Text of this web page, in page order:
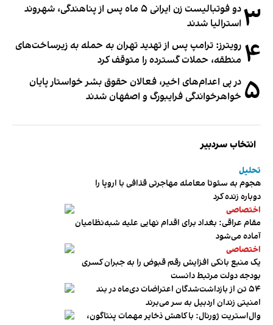
۳
دو فوتبالیست زن ایرانی ۵ ماه پس از پناهندگی، شهروند
استرالیا شدند
۴ رویترز: ترامپ پس از تهدید تهران به حمله به زیرساخت‌های
منطقه، حملات گسترده را متوقف کرد
۵ در پی اعدام‌های اخیر، فعالان حقوق بشر خواستار پایان
خواهرخواندگی فرایبورگ و اصفهان شدند
انتخاب سردبیر
تحلیل
هجوم به سئوتا معامله مهاجرتی قذافی با اروپا را
دوباره زنده کرد
اختصاصی
مقام عراقی: بغداد برای اقدام نهایی علیه شبه‌نظامیان
آماده می‌شود
اختصاصی
یک منبع بانکی افزایش رقم قبوض را به جبران کسری
بودجه دولت مرتبط دانست
۵۴ تن از بازداشت‌شدگان اعتراضات دی‌ماه در بند
امنیتی زندان اردبیل به سر می‌برند
وال‌استریت ژورنال: با کاهش ذخایر مهمات پنتاگون،